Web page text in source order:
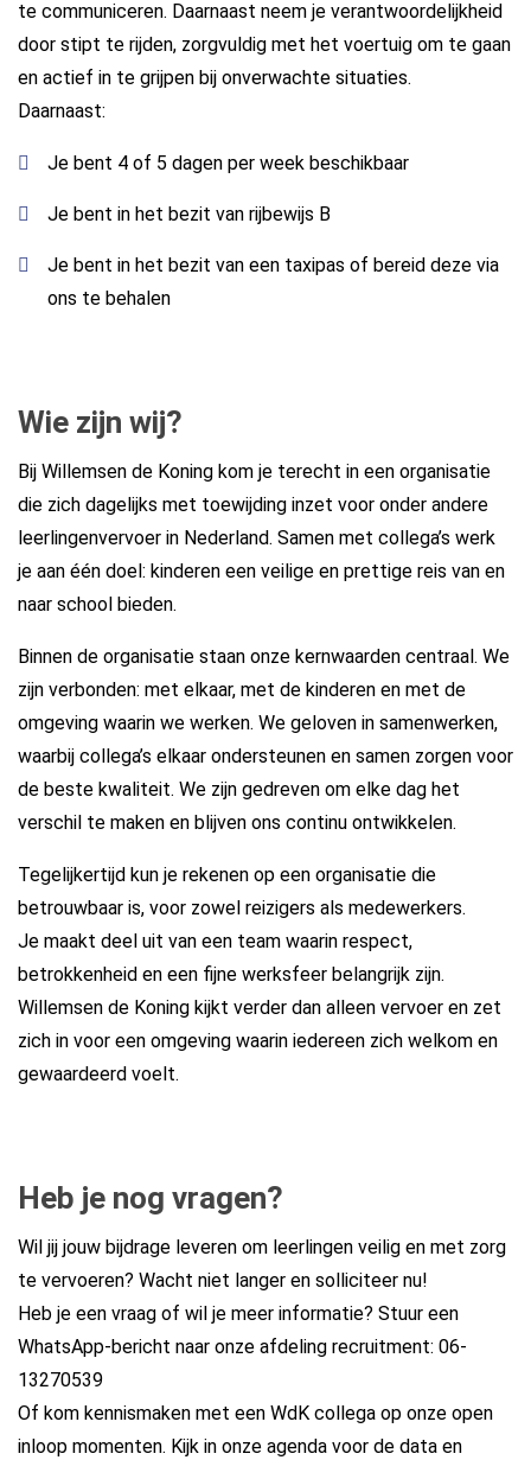
te communiceren. Daarnaast neem je verantwoordelijkheid
door stipt te rijden, zorgvuldig met het voertuig om te gaan
en actief in te grijpen bij onverwachte situaties.
Daarnaast:
Je bent 4 of 5 dagen per week beschikbaar
Je bent in het bezit van rijbewijs B
Je bent in het bezit van een taxipas of bereid deze via
ons te behalen
Wie zijn wij?
Bij Willemsen de Koning kom je terecht in een organisatie
die zich dagelijks met toewijding inzet voor onder andere
leerlingenvervoer in Nederland. Samen met collega’s werk
je aan één doel: kinderen een veilige en prettige reis van en
naar school bieden.
Binnen de organisatie staan onze kernwaarden centraal. We
zijn verbonden: met elkaar, met de kinderen en met de
omgeving waarin we werken. We geloven in samenwerken,
waarbij collega’s elkaar ondersteunen en samen zorgen voor
de beste kwaliteit. We zijn gedreven om elke dag het
verschil te maken en blijven ons continu ontwikkelen.
Tegelijkertijd kun je rekenen op een organisatie die
betrouwbaar is, voor zowel reizigers als medewerkers.
Je maakt deel uit van een team waarin respect,
betrokkenheid en een fijne werksfeer belangrijk zijn.
Willemsen de Koning kijkt verder dan alleen vervoer en zet
zich in voor een omgeving waarin iedereen zich welkom en
gewaardeerd voelt.
Heb je nog vragen?
Wil jij jouw bijdrage leveren om leerlingen veilig en met zorg
te vervoeren? Wacht niet langer en solliciteer nu!
Heb je een vraag of wil je meer informatie? Stuur een
WhatsApp-bericht naar onze afdeling recruitment: 06-
13270539
Of kom kennismaken met een WdK collega op onze open
inloop momenten. Kijk in onze agenda voor de data en